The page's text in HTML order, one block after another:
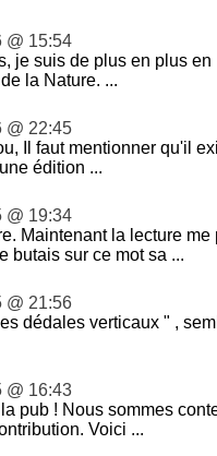
@ 15:54
je suis de plus en plus en
la Nature. ...
@ 22:45
Il faut mentionner qu'il
édition ...
@ 19:34
Maintenant la lecture me
butais sur ce mot sa ...
@ 21:56
dédales verticaux " ,
@ 16:43
pub ! Nous sommes
Voici ...